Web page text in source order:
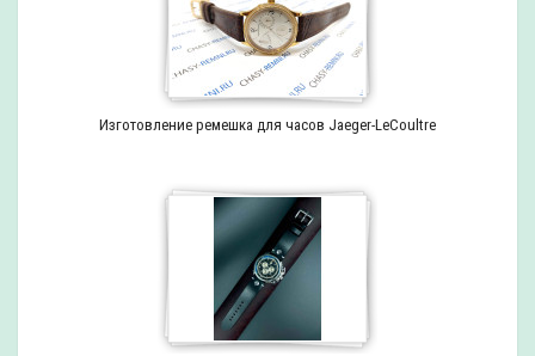
Изготовление ремешка для часов Jaeger-LeCoultre